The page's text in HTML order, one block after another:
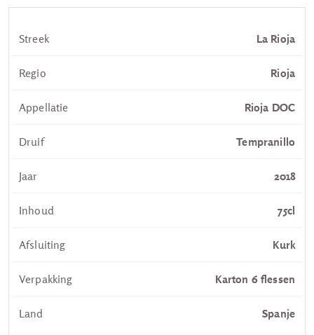
Streek La Rioja
Regio Rioja
Appellatie Rioja DOC
Druif Tempranillo
Jaar 2018
Inhoud 75cl
Afsluiting Kurk
Verpakking Karton 6 flessen
Land Spanje